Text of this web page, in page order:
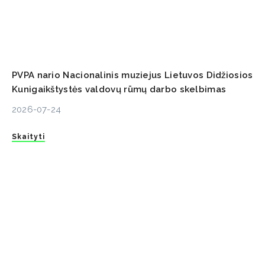
PVPA nario Nacionalinis muziejus Lietuvos Didžiosios
Kunigaikštystės valdovų rūmų darbo skelbimas
2026-07-24
Skaityti